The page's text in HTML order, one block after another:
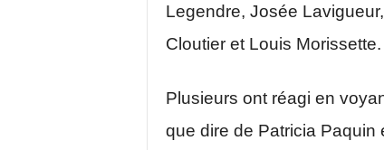
Legendre, Josée
Cloutier et Louis Morissette.
Plusieurs ont réagi en
que dire de Patricia Paquin